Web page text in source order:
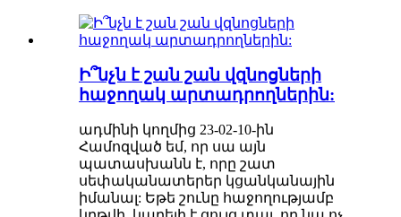
Ի՞նչն է շան շան վզնոցների
հաջողակ արտադրողներին:
ադմինի կողմից 23-02-10-ին
Համոզված եմ, որ սա այն
պատասխանն է, որը շատ
սեփականատերեր կցանկանային
իմանալ: Եթե ​​շունը հաջողությամբ